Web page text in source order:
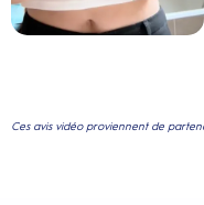
Ces avis vidéo proviennent de